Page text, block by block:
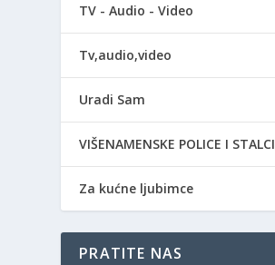
TV - Audio - Video
Tv,audio,video
Uradi Sam
VIŠENAMENSKE POLICE I STALCI
Za kućne ljubimce
PRATITE NAS